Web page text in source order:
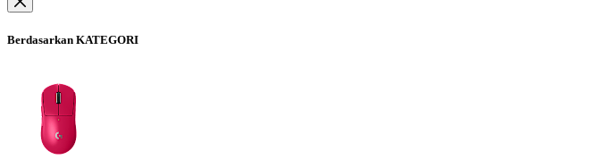
Berdasarkan KATEGORI